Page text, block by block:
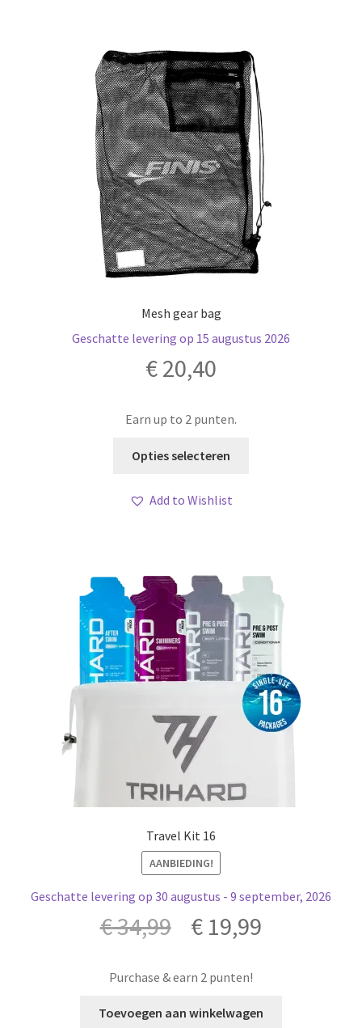
Mesh gear bag
Geschatte levering op 15 augustus 2026
€20,40
Earn up to 2 punten.
Opties selecteren
gekozen
worden
op
de
productpagina
Add to Wishlist
Travel Kit 16
AANBIEDING!
Geschatte levering op 30 augustus - 9 september, 2026
€34,99
Oorspronkelijke
was:
€ 19,99
is:
Purchase & earn 2 punten!
Toevoegen aan winkelwagen